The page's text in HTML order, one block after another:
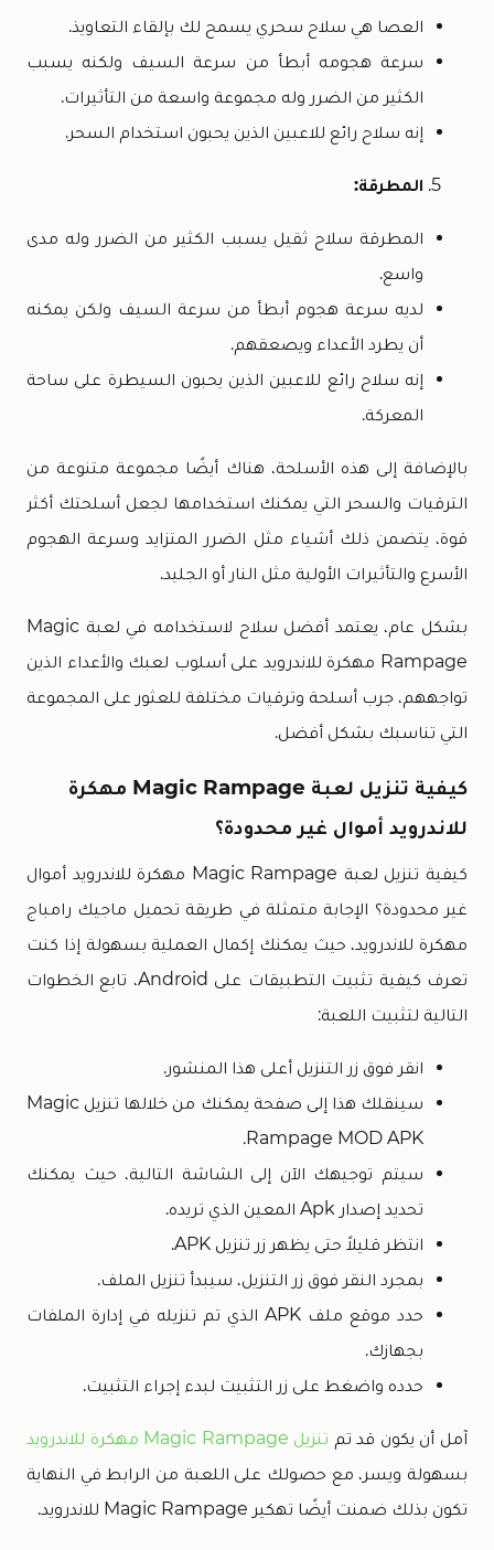
العصا هي سلاح سحري يسمح لك بإلقاء التعاويذ.
سرعة هجومه أبطأ من سرعة السيف ولكنه يسبب
الكثير من الضرر وله مجموعة واسعة من التأثيرات.
إنه سلاح رائع للاعبين الذين يحبون استخدام السحر.
المطرقة:
المطرقة سلاح ثقيل يسبب الكثير من الضرر وله مدى
واسع.
لديه سرعة هجوم أبطأ من سرعة السيف ولكن يمكنه
أن يطرد الأعداء ويصعقهم.
إنه سلاح رائع للاعبين الذين يحبون السيطرة على ساحة
المعركة.
بالإضافة إلى هذه الأسلحة، هناك أيضًا مجموعة متنوعة من
الترقيات والسحر التي يمكنك استخدامها لجعل أسلحتك أكثر
قوة، يتضمن ذلك أشياء مثل الضرر المتزايد وسرعة الهجوم
الأسرع والتأثيرات الأولية مثل النار أو الجليد.
بشكل عام، يعتمد أفضل سلاح لاستخدامه في لعبة Magic
Rampage مهكرة للاندرويد على أسلوب لعبك والأعداء الذين
تواجههم، جرب أسلحة وترقيات مختلفة للعثور على المجموعة
التي تناسبك بشكل أفضل.
كيفية تنزيل لعبة Magic Rampage مهكرة
للاندرويد أموال غير محدودة؟
كيفية تنزيل لعبة Magic Rampage مهكرة للاندرويد أموال
غير محدودة؟ الإجابة متمثلة في طريقة تحميل ماجيك رامباج
مهكرة للاندرويد، حيث يمكنك إكمال العملية بسهولة إذا كنت
تعرف كيفية تثبيت التطبيقات على Android، تابع الخطوات
التالية لتثبيت اللعبة:
انقر فوق زر التنزيل أعلى هذا المنشور.
سينقلك هذا إلى صفحة يمكنك من خلالها تنزيل Magic
Rampage MOD APK.
سيتم توجيهك الآن إلى الشاشة التالية، حيث يمكنك
تحديد إصدار Apk المعين الذي تريده.
انتظر قليلاً حتى يظهر زر تنزيل APK.
بمجرد النقر فوق زر التنزيل، سيبدأ تنزيل الملف.
حدد موقع ملف APK الذي تم تنزيله في إدارة الملفات
بجهازك.
حدده واضغط على زر التثبيت لبدء إجراء التثبيت.
آمل أن يكون قد تم تنزيل Magic Rampage مهكرة للاندرويد
بسهولة ويسر، مع حصولك على اللعبة من الرابط في النهاية
تكون بذلك ضمنت أيضًا تهكير Magic Rampage للاندرويد.